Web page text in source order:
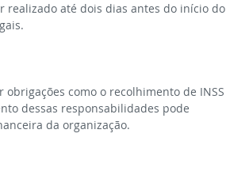
realizado até dois dias antes do início do
como o recolhimento de INSS
dessas responsabilidades pode
da organização.